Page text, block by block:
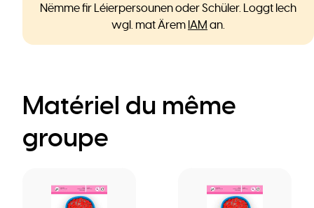
Nëmme fir Léierpersounen oder Schüler. Loggt Iech
wgl. mat Ärem IAM an.
Matériel du même
groupe